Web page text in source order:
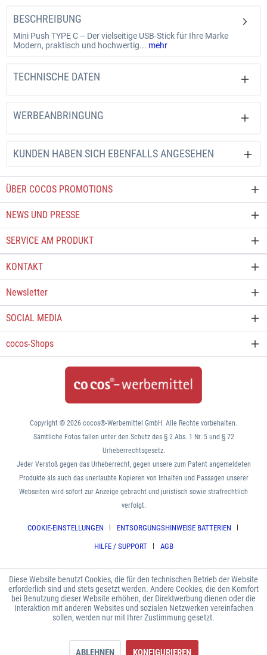
BESCHREIBUNG
Mini Push TYPE C – Der vielseitige USB-Stick für Ihre Marke
Modern, praktisch und hochwertig... mehr
TECHNISCHE DATEN
WERBEANBRINGUNG
KUNDEN HABEN SICH EBENFALLS ANGESEHEN
ÜBER COCOS PROMOTIONS
NEWS UND PRESSE
SERVICE AM PRODUKT
KONTAKT
Newsletter
SOCIAL MEDIA
cocos-Shops
COOKIE-EINSTELLUNGEN ENTSORGUNGSHINWEISE BATTERIEN
HILFE / SUPPORT AGB
Copyright © 2026 cocos®-Werbemittel GmbH. Alle Rechte vorbehalten.
Sämtliche Fotos fallen unter den Schutz des § 2 Abs. 1 Nr. 5 und § 72
Urheberrechtsgesetz.
Jeder Verstoß gegen das Urheberrecht, gegen unsere zum Patent angemeldeten
Produkte als auch das unerlaubte Kopieren von Inhalten und Passagen unserer
Webseiten wird sofort zur Anzeige gebracht und juristisch sowie strafrechtlich
verfolgt.
Diese Website benutzt Cookies, die für den technischen Betrieb der Website
erforderlich sind und stets gesetzt werden. Andere Cookies, die den Komfort
bei Benutzung dieser Website erhöhen, der Direktwerbung dienen oder die
Interaktion mit anderen Websites und sozialen Netzwerken vereinfachen
sollen, werden nur mit Ihrer Zustimmung gesetzt.
ABLEHNEN KONFIGURIEREN